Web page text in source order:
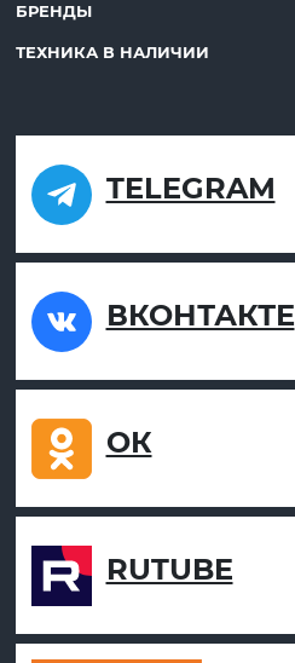
БРЕНДЫ
ТЕХНИКА В НАЛИЧИИ
TELEGRAM
ВКОНТАКТЕ
ОК
RUTUBE